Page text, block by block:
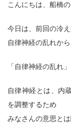
こんにちは、船橋
今日は、前回の冷
自律神経の乱れか
「自律神経の乱れ
自律神経とは、内
を調整するため
みなさんの意思と